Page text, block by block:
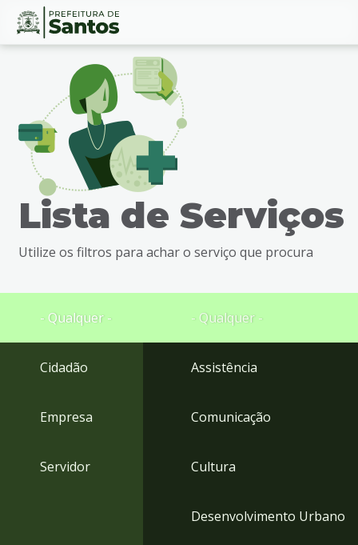
Ir
busca
Ir
rodapé
Conteúdo
Lista de Serviços
Utilize os filtros para achar o serviço que procura
- Qualquer -
Cidadão
Empresa
Servidor
- Qualquer -
Assistência
Comunicação
Cultura
Desenvolvimento Urbano